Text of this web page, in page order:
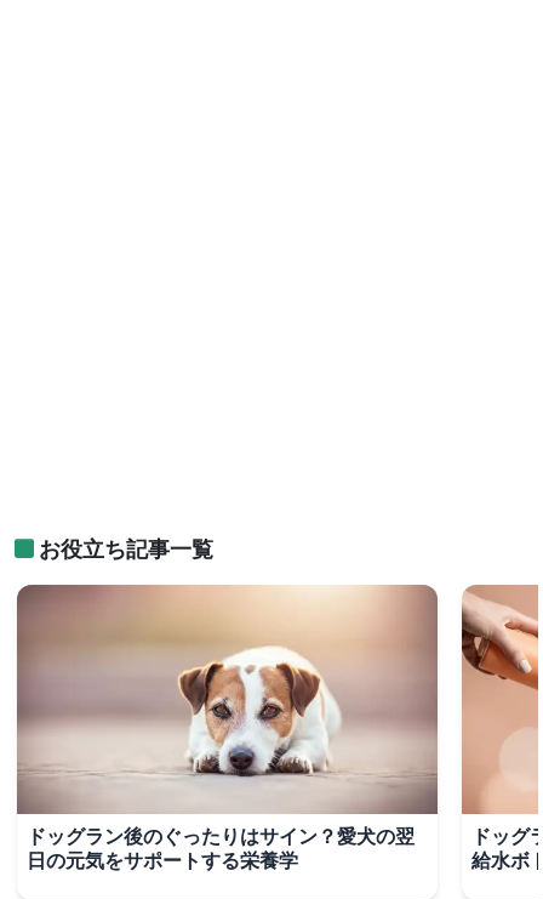
お役立ち記事一覧
ドッグラン後のぐったりはサイン？愛犬の翌
日の元気をサポートする栄養学
ドッグ
給水ボ